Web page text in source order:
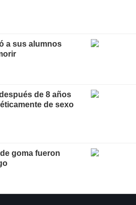
a sus alumnos
de 8 años
de sexo
goma fueron